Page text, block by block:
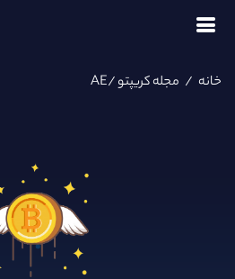
خانه / مجله کریپتو/AE